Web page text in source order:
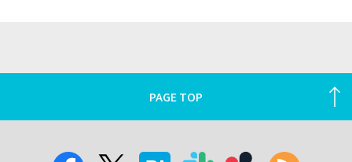
PAGE TOP